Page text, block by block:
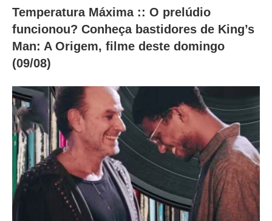
Temperatura Máxima :: O prelúdio
funcionou? Conheça bastidores de King’s
Man: A Origem, filme deste domingo
(09/08)